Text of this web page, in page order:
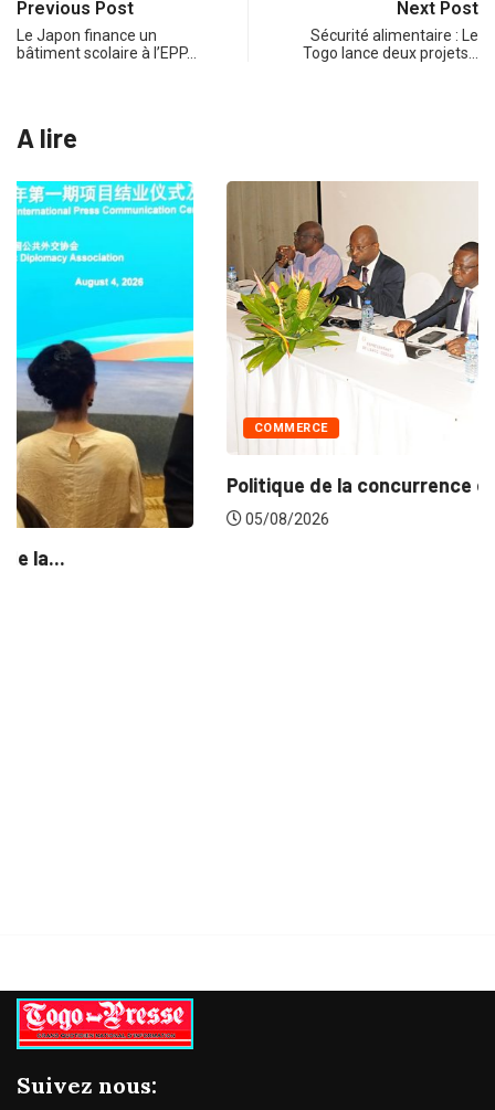
Previous Post
Le Japon finance un
bâtiment scolaire à l’EPP…
Next Post
Sécurité alimentaire : Le
Togo lance deux projets…
A lire
COMMERCE
Politique de la concurrence en Afrique de...
05/08/2026
Suivez nous: